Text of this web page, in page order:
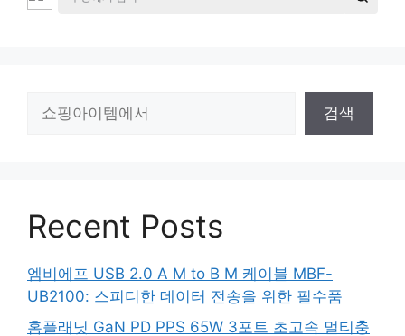
검색
Recent Posts
엠비에프 USB 2.0 A M to B M 케이블 MBF-
UB2100: 스피디한 데이터 전송을 위한 필수품
홈플래닛 GaN PD PPS 65W 3포트 초고속 멀티충